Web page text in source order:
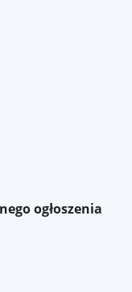
ogłoszenia